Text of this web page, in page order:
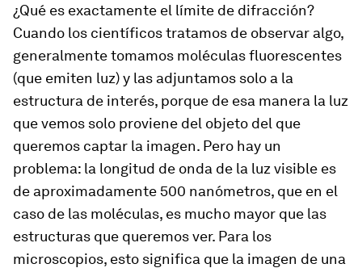
¿Qué es exactamente el límite de difracción?
Cuando los científicos tratamos de observar algo,
generalmente tomamos moléculas fluorescentes
(que emiten luz) y las adjuntamos solo a la
estructura de interés, porque de esa manera la luz
que vemos solo proviene del objeto del que
queremos captar la imagen. Pero hay un
problema: la longitud de onda de la luz visible es
de aproximadamente 500 nanómetros, que en el
caso de las moléculas, es mucho mayor que las
estructuras que queremos ver. Para los
microscopios, esto significa que la imagen de una